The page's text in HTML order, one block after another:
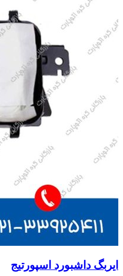
ایربگ داشبورد اسپورتیج